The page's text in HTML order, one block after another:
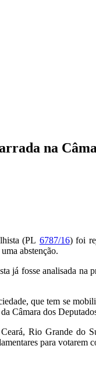
na
(PL 6787/16) foi
abstenção.
já fosse analisada
que tem se
Câmara dos
Rio Grande do
para votarem